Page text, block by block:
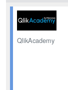
QlikAcademy